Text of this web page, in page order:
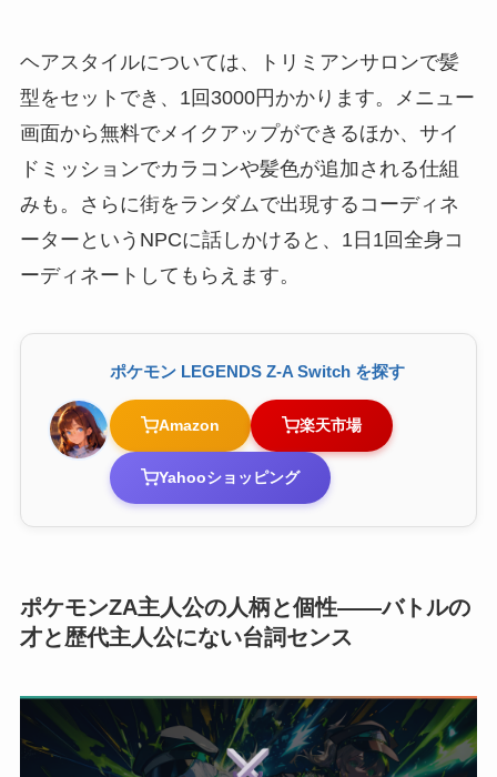
ヘアスタイルについては、トリミアンサロンで髪
型をセットでき、1回3000円かかります。メニュー
画面から無料でメイクアップができるほか、サイ
ドミッションでカラコンや髪色が追加される仕組
みも。さらに街をランダムで出現するコーディネ
ーターというNPCに話しかけると、1日1回全身コ
ーディネートしてもらえます。
ポケモン LEGENDS Z-A Switch を探す
Amazon 楽天市場
Yahooショッピング
ポケモンZA主人公の人柄と個性——バトルの
才と歴代主人公にない台詞センス